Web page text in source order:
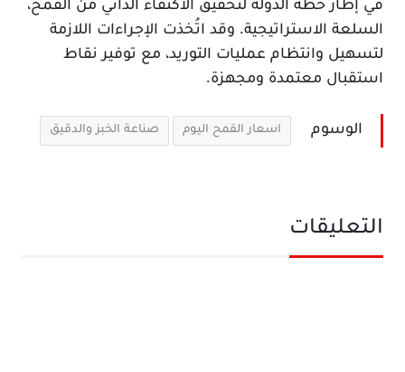
في إطار خطة الدولة لتحقيق الاكتفاء الذاتي من القمح،
السلعة الاستراتيجية. وقد اتُخذت الإجراءات اللازمة
لتسهيل وانتظام عمليات التوريد، مع توفير نقاط
استقبال معتمدة ومجهزة.
الوسوم اسعار القمح اليوم صناعة الخبز والدقيق
التعليقات